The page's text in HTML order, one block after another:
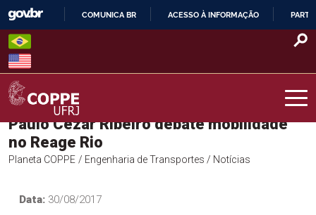
Skip
content
O
COMUNICA BR ACESSO À INFORMAÇÃO
COPPE – UFRJ
Paulo Cezar Ribeiro debate mobilidade
no Reage Rio
Planeta COPPE / Engenharia de Transportes / Notícias
Data: 30/08/2017